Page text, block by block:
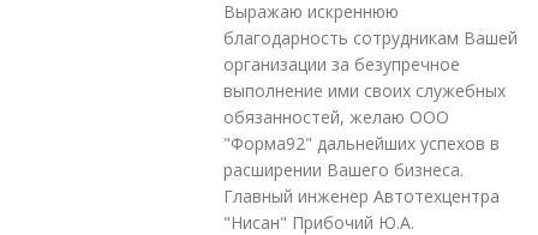
Выражаю искреннюю
благодарность сотрудникам Вашей
организации за безупречное
выполнение ими своих служебных
обязанностей, желаю ООО
"Форма92" дальнейших успехов в
расширении Вашего бизнеса.
Главный инженер Автотехцентра
"Нисан" Прибочий Ю.А.